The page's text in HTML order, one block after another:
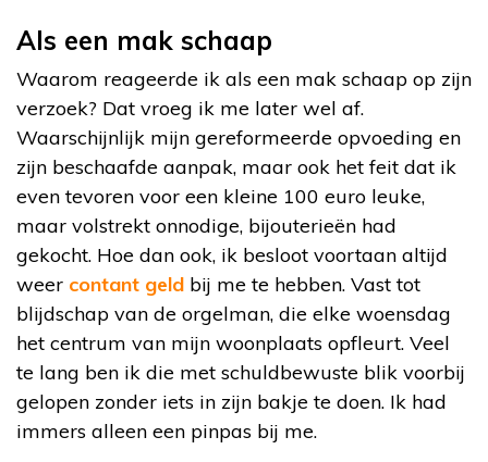
Als een mak schaap
Waarom reageerde ik als een mak schaap op zijn
verzoek? Dat vroeg ik me later wel af.
Waarschijnlijk mijn gereformeerde opvoeding en
zijn beschaafde aanpak, maar ook het feit dat ik
even tevoren voor een kleine 100 euro leuke,
maar volstrekt onnodige, bijouterieën had
gekocht. Hoe dan ook, ik besloot voortaan altijd
weer contant geld bij me te hebben. Vast tot
blijdschap van de orgelman, die elke woensdag
het centrum van mijn woonplaats opfleurt. Veel
te lang ben ik die met schuldbewuste blik voorbij
gelopen zonder iets in zijn bakje te doen. Ik had
immers alleen een pinpas bij me.